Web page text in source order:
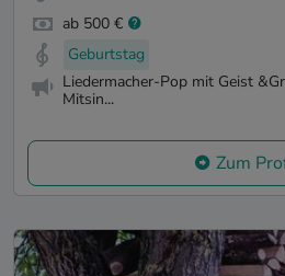
ab 500 €
Geburtstag
Liedermacher-Pop mit Geist
Mitsin...
Zum